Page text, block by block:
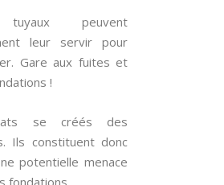
peuvent
leur servir pour
Gare aux fuites et
!
se créés des
Ils constituent donc
potentielle menace